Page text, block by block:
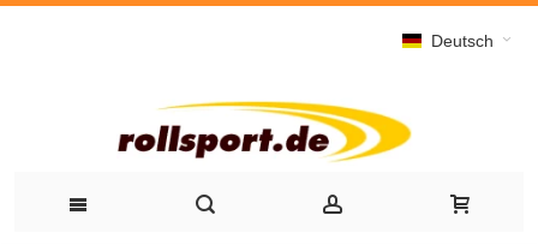
Deutsch